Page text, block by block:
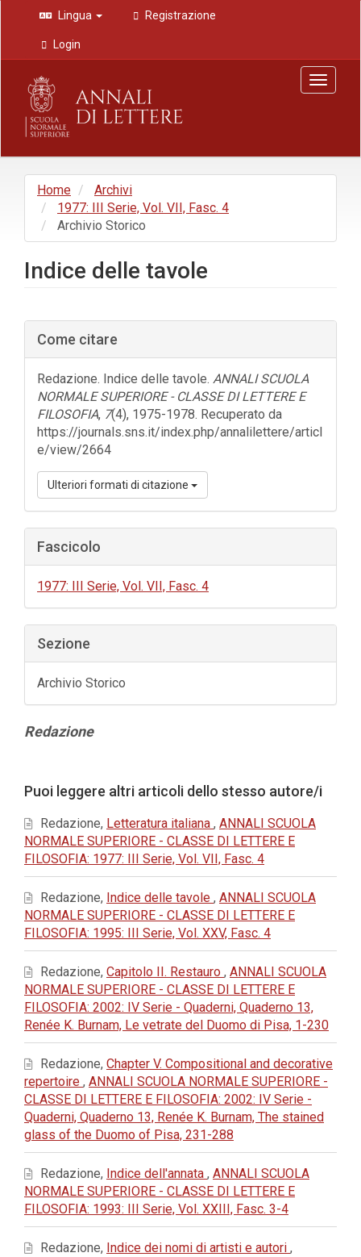
Navigazione
principale
Contenuto
principale
Barra
laterale
Lingua Registrazione
Login
Toggle
Home
Archivi
1977: III Serie, Vol. VII, Fasc. 4
Archivio Storico
Indice delle tavole
Barra
laterale
dell'articolo
Come citare
Redazione. Indice delle tavole. ANNALI SCUOLA
NORMALE SUPERIORE - CLASSE DI LETTERE E
FILOSOFIA, 7(4), 1975-1978. Recuperato da
https://journals.sns.it/index.php/annalilettere/articl
e/view/2664
Ulteriori formati di citazione
Fascicolo
1977: III Serie, Vol. VII, Fasc. 4
Sezione
Archivio Storico
Contenuto
Redazione
dell'articolo
Puoi leggere altri articoli dello stesso autore/i
Redazione, Letteratura italiana , ANNALI SCUOLA
NORMALE SUPERIORE - CLASSE DI LETTERE E
FILOSOFIA: 1977: III Serie, Vol. VII, Fasc. 4
Redazione, Indice delle tavole , ANNALI SCUOLA
NORMALE SUPERIORE - CLASSE DI LETTERE E
FILOSOFIA: 1995: III Serie, Vol. XXV, Fasc. 4
Redazione, Capitolo II. Restauro , ANNALI SCUOLA
NORMALE SUPERIORE - CLASSE DI LETTERE E
FILOSOFIA: 2002: IV Serie - Quaderni, Quaderno 13,
Renée K. Burnam, Le vetrate del Duomo di Pisa, 1-230
Redazione, Chapter V. Compositional and decorative
repertoire , ANNALI SCUOLA NORMALE SUPERIORE -
CLASSE DI LETTERE E FILOSOFIA: 2002: IV Serie -
Quaderni, Quaderno 13, Renée K. Burnam, The stained
glass of the Duomo of Pisa, 231-288
Redazione, Indice dell'annata , ANNALI SCUOLA
NORMALE SUPERIORE - CLASSE DI LETTERE E
FILOSOFIA: 1993: III Serie, Vol. XXIII, Fasc. 3-4
Redazione, Indice dei nomi di artisti e autori ,